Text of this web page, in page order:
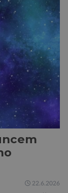
z
lávové
[…]
22.6.2026